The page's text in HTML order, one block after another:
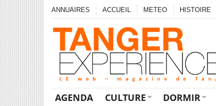
ANNUAIRES ACCUEIL METEO HISTOIRE
AGENDA CULTURE DORMIR